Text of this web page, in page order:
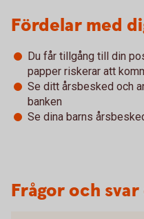
Fördelar med
Du får tillgång till din
papper riskerar att
Se ditt årsbesked och
banken
Se dina barns
Frågor och